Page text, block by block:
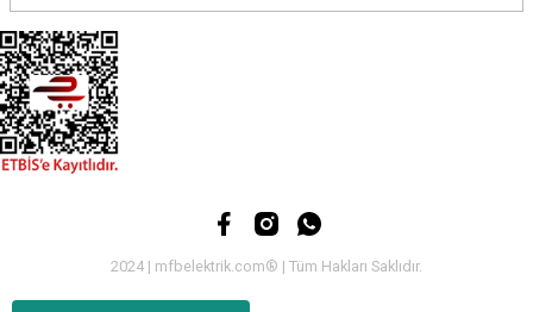
2024 | mfbelektrik.com® | Tüm Hakları Saklıdır.